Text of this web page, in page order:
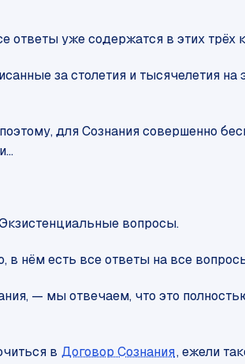
ответы уже содержатся в этих трёх
за столетия и тысячелетия на
для Сознания совершенно
вопросы.
в нём есть все ответы на все
— мы отвечаем, что это
в Договор Сознания, ежели